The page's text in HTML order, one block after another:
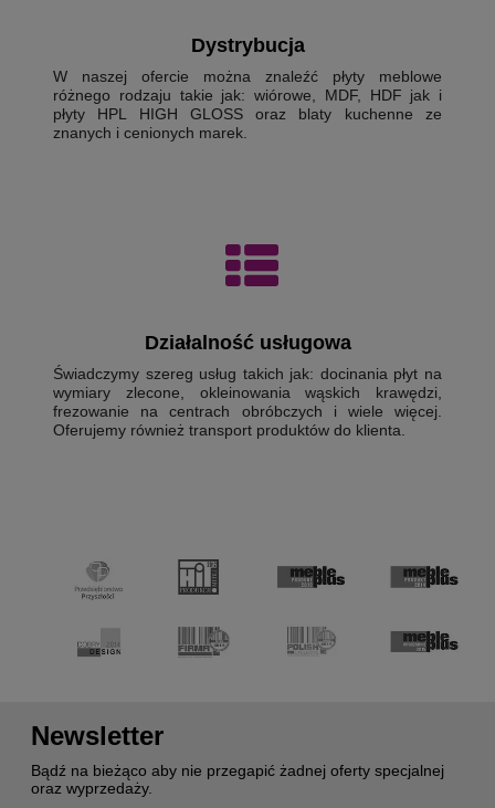
Dystrybucja
W naszej ofercie można znaleźć płyty meblowe
różnego rodzaju takie jak: wiórowe, MDF, HDF jak i
płyty HPL HIGH GLOSS oraz blaty kuchenne ze
znanych i cenionych marek.
Działalność usługowa
Świadczymy szereg usług takich jak: docinania płyt na
wymiary zlecone, okleinowania wąskich krawędzi,
frezowanie na centrach obróbczych i wiele więcej.
Oferujemy również transport produktów do klienta.
Newsletter
Bądź na bieżąco aby nie przegapić żadnej oferty specjalnej
oraz wyprzedaży.